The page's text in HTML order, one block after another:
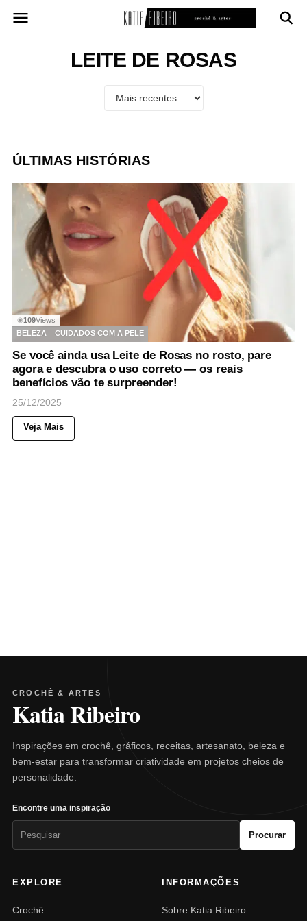
para
LEITE DE ROSAS
ÚLTIMAS HISTÓRIAS
◉109Views
BELEZA
CUIDADOS COM A PELE
Se você ainda usa Leite de Rosas no rosto, pare
agora e descubra o uso correto — os reais
benefícios vão te surpreender!
25/12/2025
Veja Mais
CROCHÊ & ARTES
Katia Ribeiro
Inspirações em crochê, gráficos, receitas, artesanato, beleza e
bem-estar para transformar criatividade em projetos cheios de
personalidade.
Encontre uma inspiração
Procurar
EXPLORE
Crochê
INFORMAÇÕES
Sobre Katia Ribeiro